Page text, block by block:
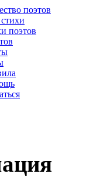
поэтов
поэтов